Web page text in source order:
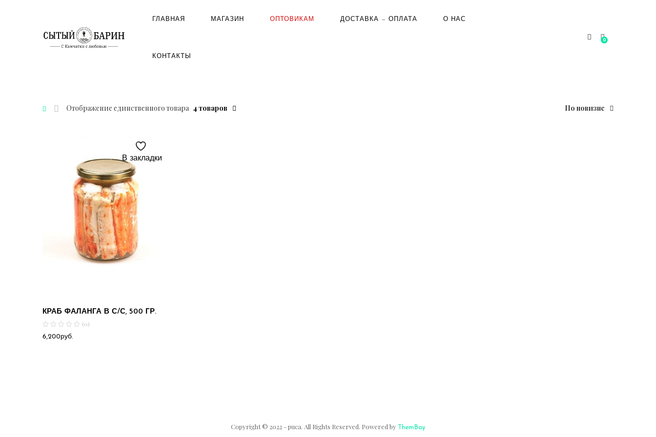
ГЛАВНАЯ МАГАЗИН ОПТОВИКАМ ДОСТАВКА — ОПЛАТА О НАС
КОНТАКТЫ
0
Отображение единственного товара По новизне
4 товаров
В закладки
КРАБ ФАЛАНГА В С/С, 500 ГР.
(0)
6,200руб.
Copyright © 2022 - puca. All Rights Reserved. Powered by ThemBay